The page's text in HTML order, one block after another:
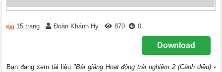
15 trang Đoàn Khánh Hy 870 0
Download
Bạn đang xem tài liệu "Bài giảng Hoạt động trải nghiệm 2 (Cánh diều) -